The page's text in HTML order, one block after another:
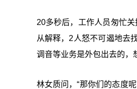
20多秒后，工作人员匆忙
从解释，2人怒不可遏地去
调音等业务是外包出去的，
林女质问，“那你们的态度